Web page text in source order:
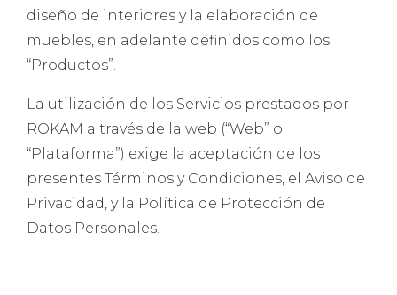
diseño de interiores y la elaboración de
muebles, en adelante definidos como los
“Productos”.
La utilización de los Servicios prestados por
ROKAM a través de la web (“Web” o
“Plataforma”) exige la aceptación de los
presentes Términos y Condiciones, el Aviso de
Privacidad, y la Política de Protección de
Datos Personales.